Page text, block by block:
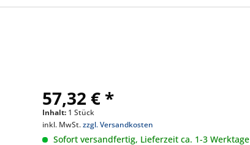
57,32 € *
Inhalt: 1 Stück
inkl. MwSt.zzgl. Versandkosten
Sofort versandfertig, Lieferzeit ca. 1-3 Werktage